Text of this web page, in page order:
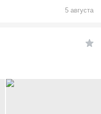
5 августа